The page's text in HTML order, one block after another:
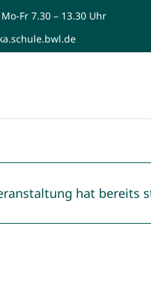
Fr 7.30 – 13.30 Uhr
hat bereits